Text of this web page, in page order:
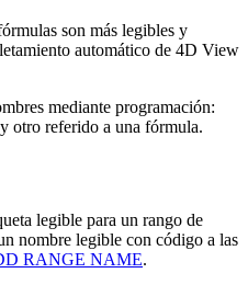
son más legibles y
automático de 4D View
mediante programación:
otro referido a una fórmula.
legible para un rango de
nombre legible con código a las
RANGE NAME.